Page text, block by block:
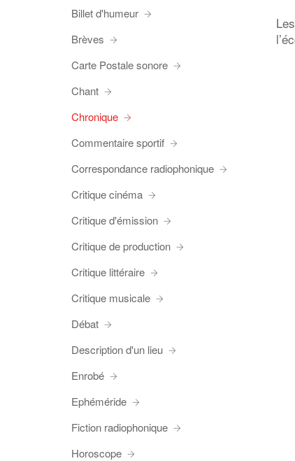
Billet d'humeur
Brèves
Carte Postale sonore
Chant
Chronique
Commentaire sportif
Correspondance radiophonique
Critique cinéma
Critique d'émission
Critique de production
Critique littéraire
Critique musicale
Débat
Description d'un lieu
Enrobé
Ephéméride
Fiction radiophonique
Horoscope